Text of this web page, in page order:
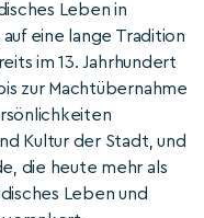
Leben in
eine lange Tradition
im 13. Jahrhundert
zur Machtübernahme
Kultur der Stadt, und
die heute mehr als
Leben und